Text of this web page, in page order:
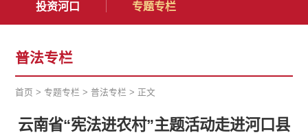
投资河口 专题专栏
普法专栏
首页 >专题专栏 >普法专栏 > 正文
云南省“宪法进农村”主题活动走进河口县